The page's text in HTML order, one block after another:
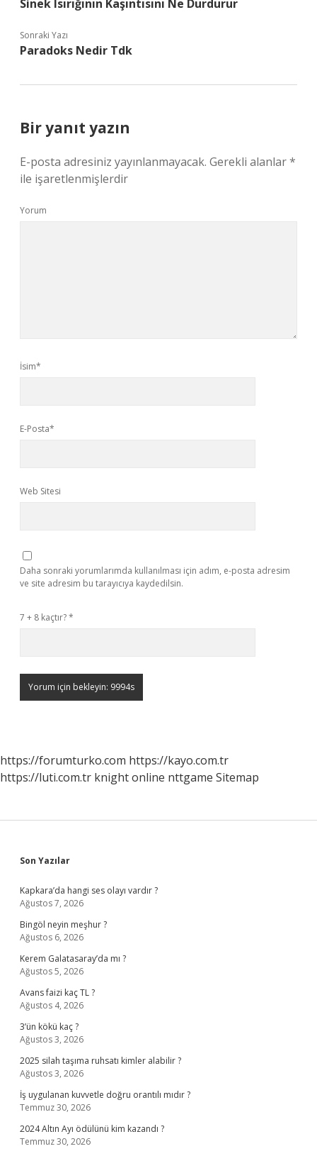
Sinek Isırığının Kaşıntısını Ne Durdurur
Sonraki Yazı
Paradoks Nedir Tdk
Bir yanıt yazın
E-posta adresiniz yayınlanmayacak. Gerekli alanlar*
ile işaretlenmişlerdir
Yorum
İsim*
E-Posta*
Web Sitesi
Daha sonraki yorumlarımda kullanılması için adım, e-posta adresim
ve site adresim bu tarayıcıya kaydedilsin.
7 + 8 kaçtır?*
https://forumturko.com https://kayo.com.tr
https://luti.com.tr knight online nttgame Sitemap
Sidebar
Son Yazılar
Kapkara’da hangi ses olayı vardır ?
Ağustos 7, 2026
Bingöl neyin meşhur ?
Ağustos 6, 2026
Kerem Galatasaray’da mı ?
Ağustos 5, 2026
Avans faizi kaç TL ?
Ağustos 4, 2026
3’ün kökü kaç ?
Ağustos 3, 2026
2025 silah taşıma ruhsatı kimler alabilir ?
Ağustos 3, 2026
İş uygulanan kuvvetle doğru orantılı mıdır ?
Temmuz 30, 2026
2024 Altın Ayı ödülünü kim kazandı ?
Temmuz 30, 2026